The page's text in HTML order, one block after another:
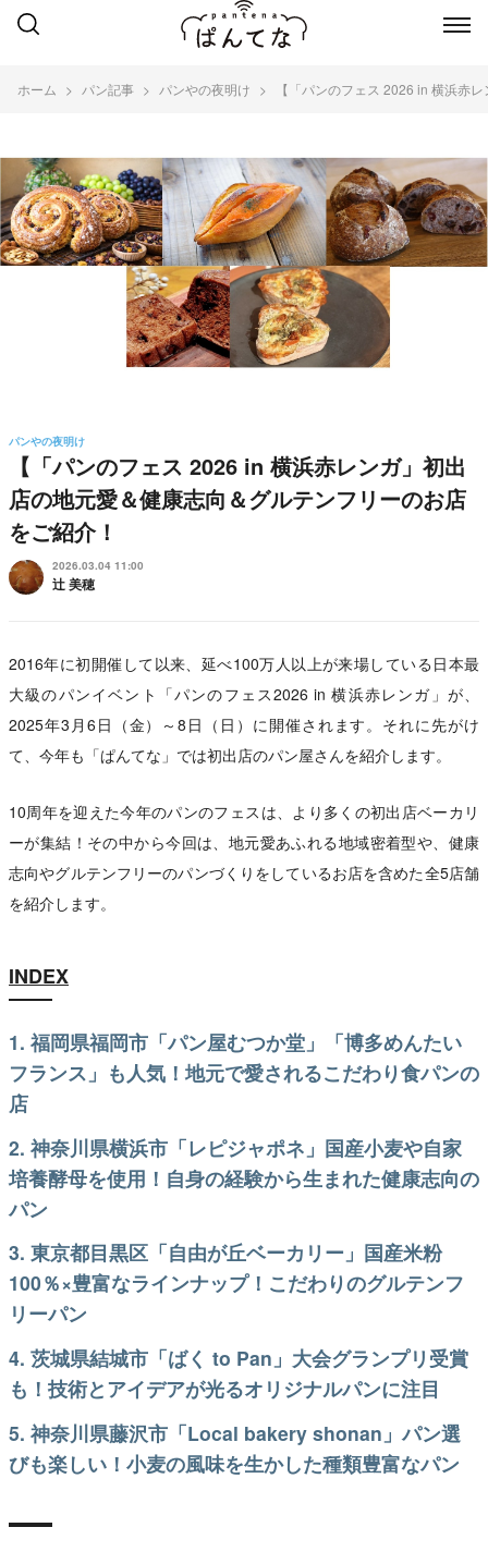
ホーム パン記事 パンやの夜明け 【「パンのフェス 2026 in 横浜赤
パンやの夜明け
【「パンのフェス 2026 in 横浜赤レンガ」初出
店の地元愛＆健康志向＆グルテンフリーのお店
をご紹介！
2026.03.04 11:00
辻 美穂
2016年に初開催して以来、延べ100万人以上が来場している日本最
大級のパンイベント「パンのフェス2026 in 横浜赤レンガ」が、
2025年3月6日（金）～8日（日）に開催されます。それに先がけ
て、今年も「ぱんてな」では初出店のパン屋さんを紹介します。
10周年を迎えた今年のパンのフェスは、より多くの初出店ベーカリ
ーが集結！その中から今回は、地元愛あふれる地域密着型や、健康
志向やグルテンフリーのパンづくりをしているお店を含めた全5店舗
を紹介します。
INDEX
1. 福岡県福岡市「パン屋むつか堂」「博多めんたい
フランス」も人気！地元で愛されるこだわり食パンの
店
2. 神奈川県横浜市「レピジャポネ」国産小麦や自家
培養酵母を使用！自身の経験から生まれた健康志向の
パン
3. 東京都目黒区「自由が丘ベーカリー」国産米粉
100％×豊富なラインナップ！こだわりのグルテンフ
リーパン
4. 茨城県結城市「ばく to Pan」大会グランプリ受賞
も！技術とアイデアが光るオリジナルパンに注目
5. 神奈川県藤沢市「Local bakery shonan」パン選
びも楽しい！小麦の風味を生かした種類豊富なパン